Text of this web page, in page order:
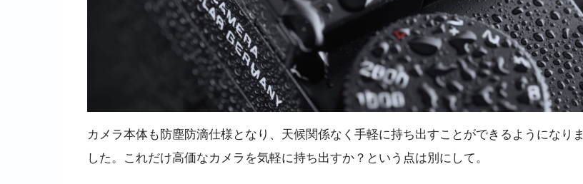
カメラ本体も防塵防滴仕様となり、天候関係なく手軽に持ち出すことができるようになりま
した。これだけ高価なカメラを気軽に持ち出すか？という点は別にして。